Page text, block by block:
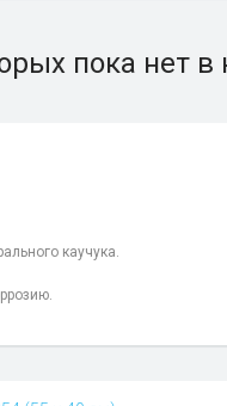
пока нет в
каучука.